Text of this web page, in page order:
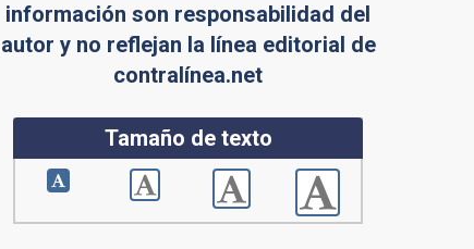
información son responsabilidad del
autor y no reflejan la línea editorial de
contralínea.net
Tamaño de texto